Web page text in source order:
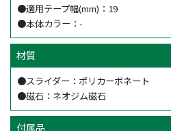
●適用テープ幅(mm)：19
●本体カラー：-
材質
●スライダー：ポリカーボネート
●磁石：ネオジム磁石
付属品